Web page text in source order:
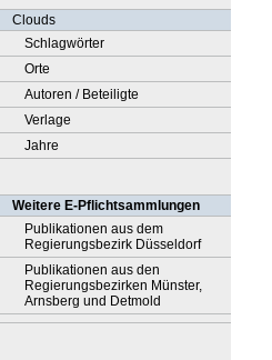
Clouds
Schlagwörter
Orte
Autoren / Beteiligte
Verlage
Jahre
Weitere E-Pflichtsammlungen
Publikationen aus dem
Regierungsbezirk Düsseldorf
Publikationen aus den
Regierungsbezirken Münster,
Arnsberg und Detmold